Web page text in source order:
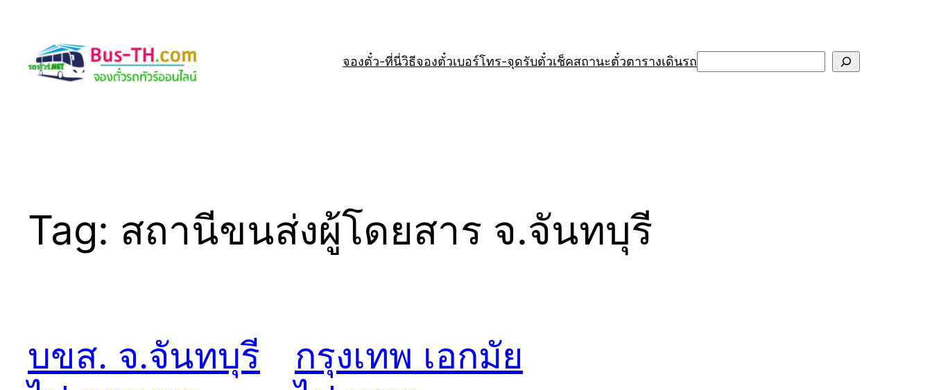
content
จองตั๋ว-ที่นี่วิธีจองตั๋วเบอร์โทร-จุดรับตั๋วเช็คสถานะตั๋วตารางเดินรถ
Tag: สถานีขนส่งผู้โดยสาร จ.จันทบุรี
บขส. จ.จันทบุรี
กรุงเทพ เอกมัย